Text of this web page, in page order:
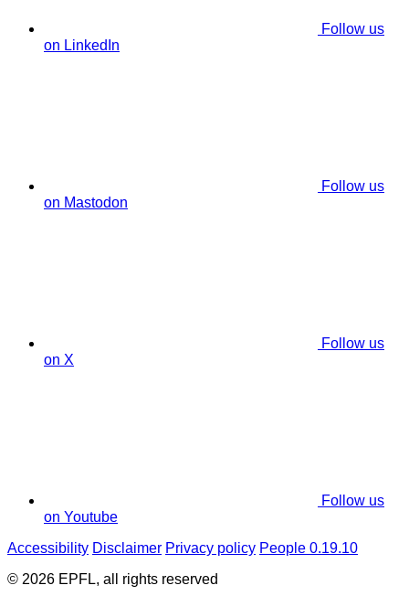
Follow us
on LinkedIn
Follow us
on Mastodon
Follow us
on X
Follow us
on Youtube
Accessibility Disclaimer Privacy policy People 0.19.10
© 2026 EPFL, all rights reserved